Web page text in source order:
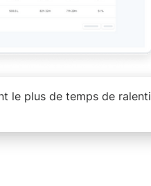
le plus de temps de ralenti